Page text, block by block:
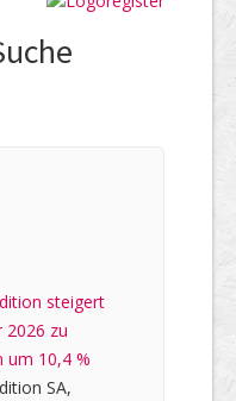
steigert
2026 zu
um 10,4 %
SA,